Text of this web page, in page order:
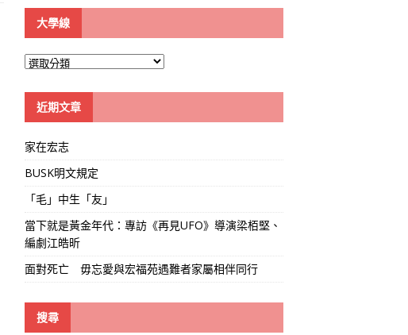
大學線
大
線
近期文章
家在宏志
BUSK明文規定
「毛」中生「友」
當下就是黃金年代：專訪《再見UFO》導演梁栢堅、
編劇江皓昕
面對死亡 毋忘愛與宏福苑遇難者家屬相伴同行
搜尋